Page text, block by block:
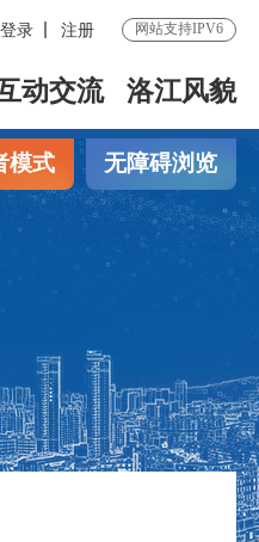
登录 注册 网站支持IPV6
动交流 洛江风貌
模式 无障碍浏览